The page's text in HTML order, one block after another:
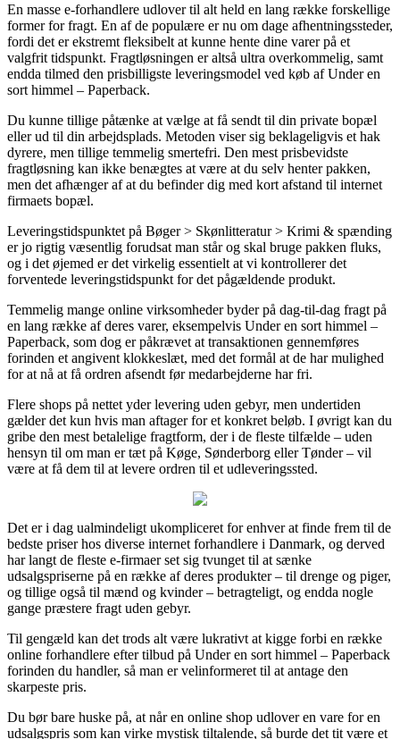
En masse e-forhandlere udlover til alt held en lang række forskellige
former for fragt. En af de populære er nu om dage afhentningssteder,
fordi det er ekstremt fleksibelt at kunne hente dine varer på et
valgfrit tidspunkt. Fragtløsningen er altså ultra overkommelig, samt
endda tilmed den prisbilligste leveringsmodel ved køb af Under en
sort himmel – Paperback.
Du kunne tillige påtænke at vælge at få sendt til din private bopæl
eller ud til din arbejdsplads. Metoden viser sig beklageligvis et hak
dyrere, men tillige temmelig smertefri. Den mest prisbevidste
fragtløsning kan ikke benægtes at være at du selv henter pakken,
men det afhænger af at du befinder dig med kort afstand til internet
firmaets bopæl.
Leveringstidspunktet på Bøger > Skønlitteratur > Krimi & spænding
er jo rigtig væsentlig forudsat man står og skal bruge pakken fluks,
og i det øjemed er det virkelig essentielt at vi kontrollerer det
forventede leveringstidspunkt for det pågældende produkt.
Temmelig mange online virksomheder byder på dag-til-dag fragt på
en lang række af deres varer, eksempelvis Under en sort himmel –
Paperback, som dog er påkrævet at transaktionen gennemføres
forinden et angivent klokkeslæt, med det formål at de har mulighed
for at nå at få ordren afsendt før medarbejderne har fri.
Flere shops på nettet yder levering uden gebyr, men undertiden
gælder det kun hvis man aftager for et konkret beløb. I øvrigt kan du
gribe den mest betalelige fragtform, der i de fleste tilfælde – uden
hensyn til om man er tæt på Køge, Sønderborg eller Tønder – vil
være at få dem til at levere ordren til et udleveringssted.
Det er i dag ualmindeligt ukompliceret for enhver at finde frem til de
bedste priser hos diverse internet forhandlere i Danmark, og derved
har langt de fleste e-firmaer set sig tvunget til at sænke
udsalgspriserne på en række af deres produkter – til drenge og piger,
og tillige også til mænd og kvinder – betragteligt, og endda nogle
gange præstere fragt uden gebyr.
Til gengæld kan det trods alt være lukrativt at kigge forbi en række
online forhandlere efter tilbud på Under en sort himmel – Paperback
forinden du handler, så man er velinformeret til at antage den
skarpeste pris.
Du bør bare huske på, at når en online shop udlover en vare for en
udsalgspris som kan virke mystisk tiltalende, så burde det tit være et